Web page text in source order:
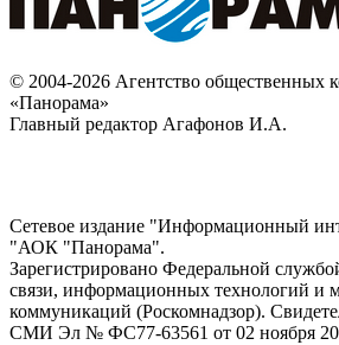
© 2004-2026 Агентство общественных
«Панорама»
Главный редактор Агафонов И.А.
Сетевое издание "Информационный
"АОК "Панорама".
Зарегистрировано Федеральной
связи, информационных технологий и
коммуникаций (Роскомнадзор).
СМИ Эл № ФС77-63561 от 02 ноября